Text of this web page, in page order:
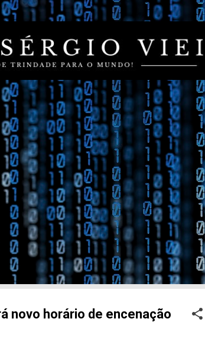
para o conteúdo principal
novo horário de encenação